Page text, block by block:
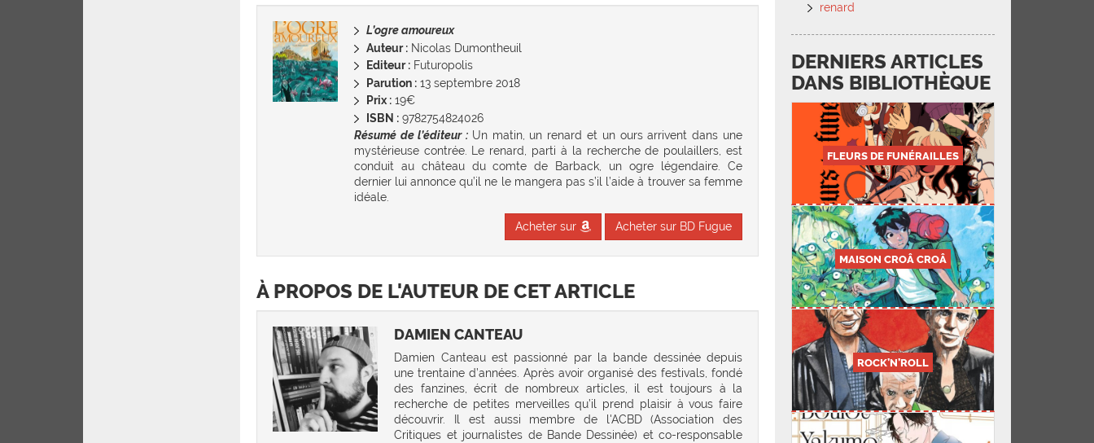
L’ogre amoureux
Auteur :Nicolas Dumontheuil
Editeur :Futuropolis
Parution :13 septembre 2018
Prix :19€
ISBN :9782754824026
Résumé de l’éditeur : Un matin, un renard et un ours arrivent dans une
mystérieuse contrée. Le renard, parti à la recherche de poulaillers, est
conduit au château du comte de Barback, un ogre légendaire. Ce
dernier lui annonce qu’il ne le mangera pas s’il l’aide à trouver sa femme
idéale.
Acheter sur Acheter sur BD Fugue
À PROPOS DE L'AUTEUR DE CET ARTICLE
DAMIEN CANTEAU
Damien Canteau est passionné par la bande dessinée depuis
une trentaine d’années. Après avoir organisé des festivals, fondé
des fanzines, écrit de nombreux articles, il est toujours à la
recherche de petites merveilles qu’il prend plaisir à vous faire
découvrir. Il est aussi membre de l'ACBD (Association des
Critiques et journalistes de Bande Dessinée) et co-responsable
renard
DERNIERS ARTICLES
DANS BIBLIOTHÈQUE
FLEURS DE FUNÉRAILLES
MAISON CROÂ CROÂ
ROCK’N’ROLL